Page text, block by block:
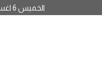
الخميس 6 اغسطس 2026